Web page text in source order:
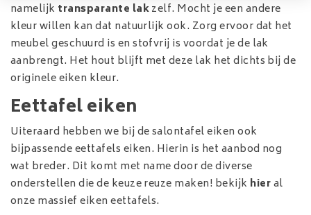
namelijk transparante lakzelf. Mocht je een andere
kleur willen kan dat natuurlijk ook. Zorg ervoor dat het
meubel geschuurd is en stofvrij is voordat je de lak
aanbrengt. Het hout blijft met deze lak het dichts bij de
originele eiken kleur.
Eettafel eiken
Uiteraard hebben we bij de salontafel eiken ook
bijpassende eettafels eiken. Hierin is het aanbod nog
wat breder. Dit komt met name door de diverse
onderstellen die de keuze reuze maken! bekijk hieral
onze massief eiken eettafels.